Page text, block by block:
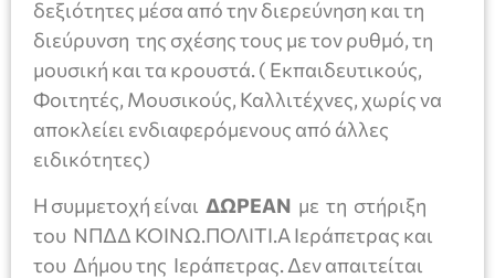
δεξιότητες μέσα από την διερεύνηση και τη
διεύρυνση της σχέσης τους με τον ρυθμό, τη
μουσική και τα κρουστά. ( Εκπαιδευτικούς,
Φοιτητές, Μουσικούς, Καλλιτέχνες, χωρίς να
αποκλείει ενδιαφερόμενους από άλλες
ειδικότητες)
Η συμμετοχή είναι ΔΩΡΕΑΝ με τη στήριξη
του ΝΠΔΔ ΚΟΙΝΩ.ΠΟΛΙΤΙ.Α Ιεράπετρας και
του Δήμου της Ιεράπετρας. Δεν απαιτείται